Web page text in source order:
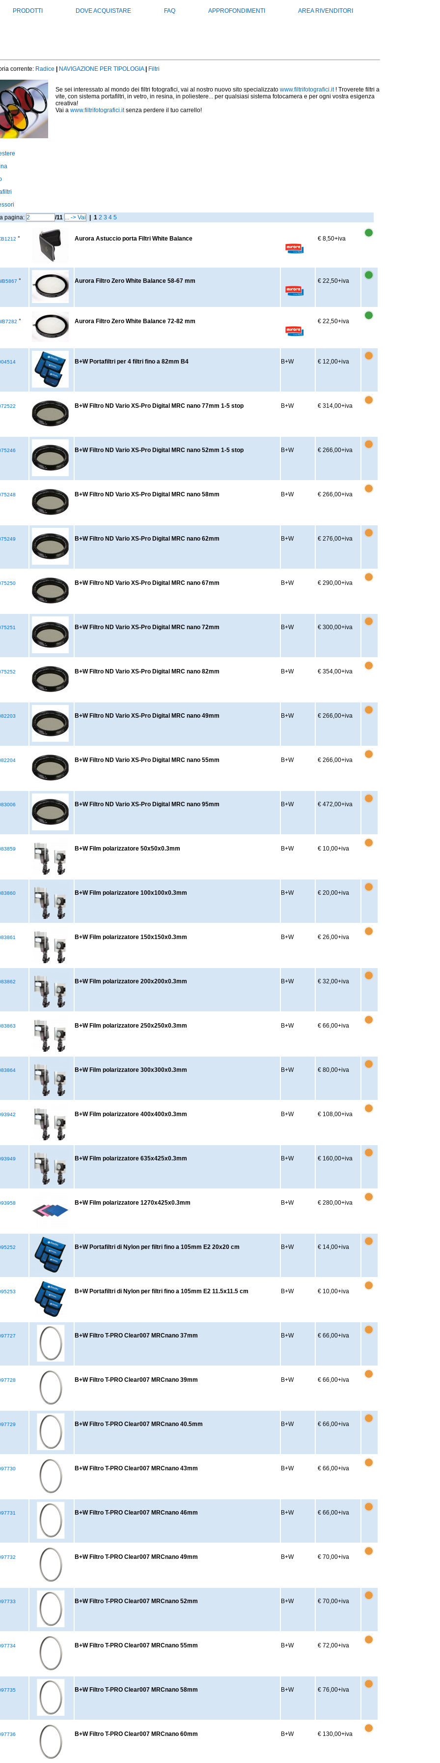
PRODOTTI DOVE ACQUISTARE FAQ APPROFONDIMENTI AREA RIVENDITORI
corrente: Radice NAVIGAZIONE PER TIPOLOGIA Filtri
Se sei interessato al mondo dei filtri fotografici, vai al nostro nuovo sito specializzato www.filtrifotografici.it! Troverete filtri a
vite, con sistema portafiltri, in vetro, in resina, in poliestere... per qualsiasi sistema fotocamera e per ogni vostra esigenza
creativa!
Vai a www.filtrifotografici.itsenza perdere il tuo carrello!
pagina:
/11 1 2 3 4 5
° Aurora Astuccio porta Filtri White Balance € 8,50+iva
° Aurora Filtro Zero White Balance 58-67 mm € 22,50+iva
° Aurora Filtro Zero White Balance 72-82 mm € 22,50+iva
B+W Portafiltri per 4 filtri fino a 82mm B4 B+W € 12,00+iva
B+W Filtro ND Vario XS-Pro Digital MRC nano 77mm 1-5 stop B+W € 314,00+iva
B+W Filtro ND Vario XS-Pro Digital MRC nano 52mm 1-5 stop B+W € 266,00+iva
B+W Filtro ND Vario XS-Pro Digital MRC nano 58mm B+W € 266,00+iva
B+W Filtro ND Vario XS-Pro Digital MRC nano 62mm B+W € 276,00+iva
B+W Filtro ND Vario XS-Pro Digital MRC nano 67mm B+W € 290,00+iva
B+W Filtro ND Vario XS-Pro Digital MRC nano 72mm B+W € 300,00+iva
B+W Filtro ND Vario XS-Pro Digital MRC nano 82mm B+W € 354,00+iva
B+W Filtro ND Vario XS-Pro Digital MRC nano 49mm B+W € 266,00+iva
B+W Filtro ND Vario XS-Pro Digital MRC nano 55mm B+W € 266,00+iva
B+W Filtro ND Vario XS-Pro Digital MRC nano 95mm B+W € 472,00+iva
B+W Film polarizzatore 50x50x0.3mm B+W € 10,00+iva
B+W Film polarizzatore 100x100x0.3mm B+W € 20,00+iva
B+W Film polarizzatore 150x150x0.3mm B+W € 26,00+iva
B+W Film polarizzatore 200x200x0.3mm B+W € 32,00+iva
B+W Film polarizzatore 250x250x0.3mm B+W € 66,00+iva
B+W Film polarizzatore 300x300x0.3mm B+W € 80,00+iva
B+W Film polarizzatore 400x400x0.3mm B+W € 108,00+iva
B+W Film polarizzatore 635x425x0.3mm B+W € 160,00+iva
B+W Film polarizzatore 1270x425x0.3mm B+W € 280,00+iva
B+W Portafiltri di Nylon per filtri fino a 105mm E2 20x20 cm B+W € 14,00+iva
B+W Portafiltri di Nylon per filtri fino a 105mm E2 11.5x11.5 cm B+W € 10,00+iva
B+W Filtro T-PRO Clear007 MRCnano 37mm B+W € 66,00+iva
B+W Filtro T-PRO Clear007 MRCnano 39mm B+W € 66,00+iva
B+W Filtro T-PRO Clear007 MRCnano 40.5mm B+W € 66,00+iva
B+W Filtro T-PRO Clear007 MRCnano 43mm B+W € 66,00+iva
B+W Filtro T-PRO Clear007 MRCnano 46mm B+W € 66,00+iva
B+W Filtro T-PRO Clear007 MRCnano 49mm B+W € 70,00+iva
B+W Filtro T-PRO Clear007 MRCnano 52mm B+W € 70,00+iva
B+W Filtro T-PRO Clear007 MRCnano 55mm B+W € 72,00+iva
B+W Filtro T-PRO Clear007 MRCnano 58mm B+W € 76,00+iva
B+W Filtro T-PRO Clear007 MRCnano 60mm B+W € 130,00+iva